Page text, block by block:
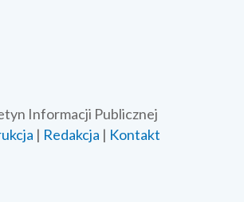
Informacji Publicznej
| Redakcja | Kontakt